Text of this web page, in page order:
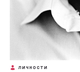
ЛИЧНОСТИ